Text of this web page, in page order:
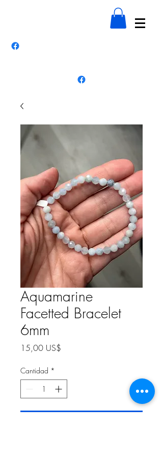
Aquamarine
Facetted Bracelet
6mm
15,00 US$
Cantidad *